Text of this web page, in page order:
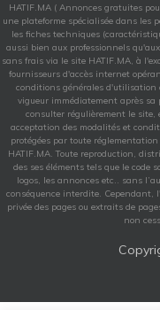
HATIF.MA ( Annonces gratuites
une plateforme spécialisée dans les
les fiches techniques
aussi bien aux professionnels
sans frais via le site HATIF.MA, à
fournisseurs d'accès internet
conditions générales d'utilisation
vigueur immédiatement après
consulter régulièrement le
acceptation des modalités et
protégées par toute
HATIF.MA. Toute reproduction,
des ses éléments tels que le code
logos, les annonces etc.. sans
conséquence interdite. Cependant,
privée des pages ou extraits de
non